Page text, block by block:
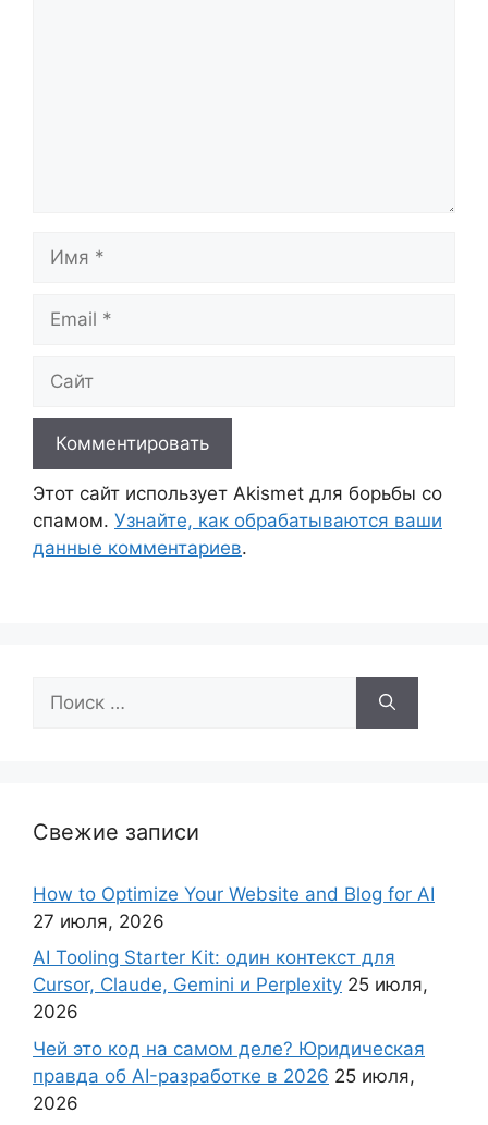
Имя
Email
Сайт
Этот сайт использует Akismet для борьбы со
спамом. Узнайте, как обрабатываются ваши
данные комментариев.
Свежие записи
How to Optimize Your Website and Blog for AI
27 июля, 2026
AI Tooling Starter Kit: один контекст для
Cursor, Claude, Gemini и Perplexity 25 июля,
2026
Чей это код на самом деле? Юридическая
правда об AI-разработке в 2026 25 июля,
2026